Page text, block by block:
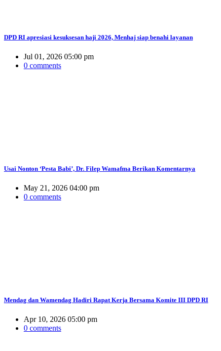
DPD RI apresiasi kesuksesan haji 2026, Menhaj siap benahi layanan
Jul 01, 2026 05:00 pm
0 comments
Usai Nonton ‘Pesta Babi’, Dr. Filep Wamafma Berikan Komentarnya
May 21, 2026 04:00 pm
0 comments
Mendag dan Wamendag Hadiri Rapat Kerja Bersama Komite III DPD RI
Apr 10, 2026 05:00 pm
0 comments